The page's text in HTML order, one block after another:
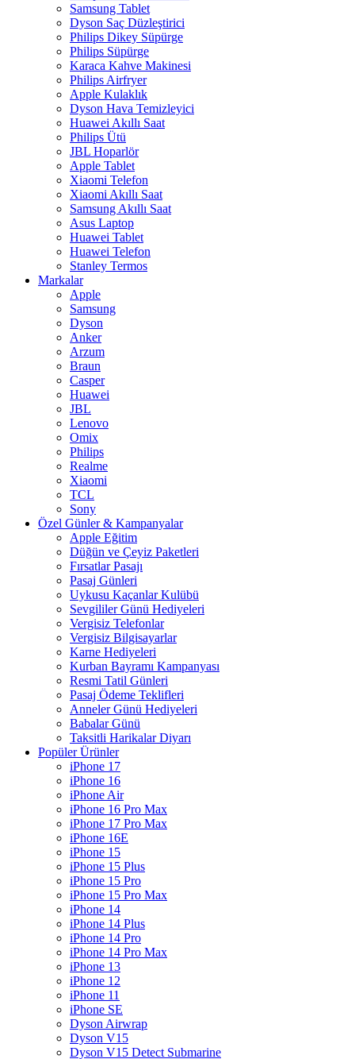
Samsung Tablet
Dyson Saç Düzleştirici
Philips Dikey Süpürge
Philips Süpürge
Karaca Kahve Makinesi
Philips Airfryer
Apple Kulaklık
Dyson Hava Temizleyici
Huawei Akıllı Saat
Philips Ütü
JBL Hoparlör
Apple Tablet
Xiaomi Telefon
Xiaomi Akıllı Saat
Samsung Akıllı Saat
Asus Laptop
Huawei Tablet
Huawei Telefon
Stanley Termos
Markalar
Apple
Samsung
Dyson
Anker
Arzum
Braun
Casper
Huawei
JBL
Lenovo
Omix
Philips
Realme
Xiaomi
TCL
Sony
Özel Günler & Kampanyalar
Apple Eğitim
Düğün ve Çeyiz Paketleri
Fırsatlar Pasajı
Pasaj Günleri
Uykusu Kaçanlar Kulübü
Sevgililer Günü Hediyeleri
Vergisiz Telefonlar
Vergisiz Bilgisayarlar
Karne Hediyeleri
Kurban Bayramı Kampanyası
Resmi Tatil Günleri
Pasaj Ödeme Teklifleri
Anneler Günü Hediyeleri
Babalar Günü
Taksitli Harikalar Diyarı
Popüler Ürünler
iPhone 17
iPhone 16
iPhone Air
iPhone 16 Pro Max
iPhone 17 Pro Max
iPhone 16E
iPhone 15
iPhone 15 Plus
iPhone 15 Pro
iPhone 15 Pro Max
iPhone 14
iPhone 14 Plus
iPhone 14 Pro
iPhone 14 Pro Max
iPhone 13
iPhone 12
iPhone 11
iPhone SE
Dyson Airwrap
Dyson V15
Dyson V15 Detect Submarine